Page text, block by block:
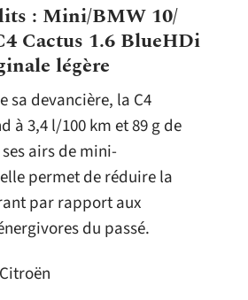
: Mini/BMW 10/
Cactus 1.6 BlueHDi
légère
sa devancière, la C4
à 3,4 l/100 km et 89 g de
airs de mini-
permet de réduire la
par rapport aux
du passé.